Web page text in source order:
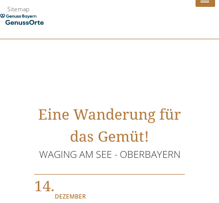
Zum
Inhalt
Sitemap
Eine Wanderung für
das Gemüt!
WAGING AM SEE - OBERBAYERN
14.
DEZEMBER